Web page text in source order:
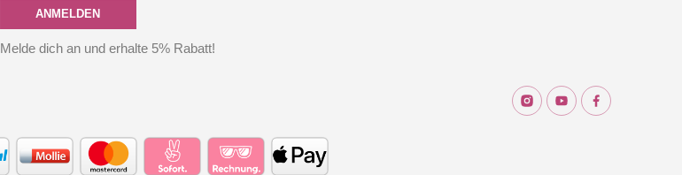
ANMELDEN
Melde dich an und erhalte 5% Rabatt!